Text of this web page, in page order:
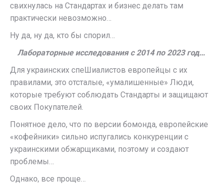
свихнулась на Стандартах и бизнес делать там
практически невозможно…
Ну да, ну да, кто бы спорил…
Лабораторные исследования с 2014 по 2023 год…
Для украинских спеШиалистов европейцы с их
правилами, это отсталые, «умалишенные» Люди,
которые требуют соблюдать Стандарты и защищают
своих Покупателей.
Понятное дело, что по версии бомонда, европейские
«кофейники» сильно испугались конкуренции с
украинскими обжарщиками, поэтому и создают
проблемы…
Однако, все проще…